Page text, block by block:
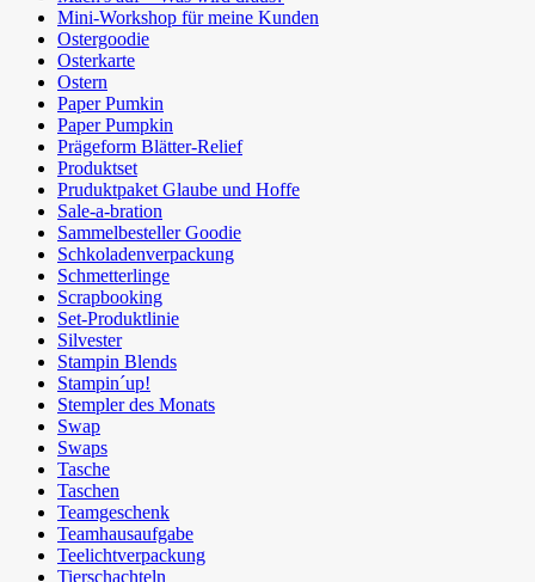
Mini-Workshop für meine Kunden
Ostergoodie
Osterkarte
Ostern
Paper Pumkin
Paper Pumpkin
Prägeform Blätter-Relief
Produktset
Pruduktpaket Glaube und Hoffe
Sale-a-bration
Sammelbesteller Goodie
Schkoladenverpackung
Schmetterlinge
Scrapbooking
Set-Produktlinie
Silvester
Stampin Blends
Stampin´up!
Stempler des Monats
Swap
Swaps
Tasche
Taschen
Teamgeschenk
Teamhausaufgabe
Teelichtverpackung
Tierschachteln